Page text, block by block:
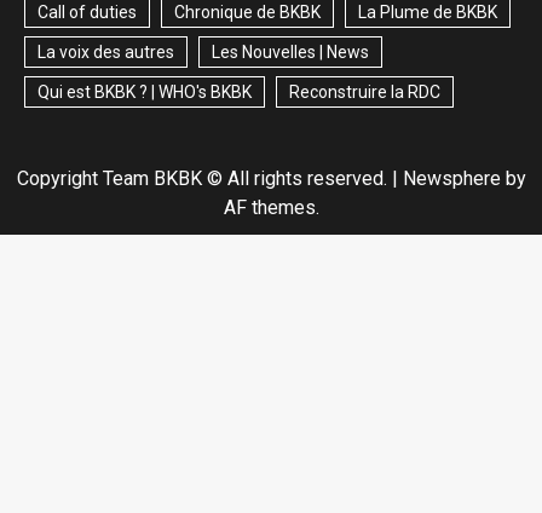
Call of duties Chronique de BKBK La Plume de BKBK
La voix des autres Les Nouvelles | News
Qui est BKBK ? | WHO's BKBK Reconstruire la RDC
Copyright Team BKBK © All rights reserved. | Newsphereby
AF themes.